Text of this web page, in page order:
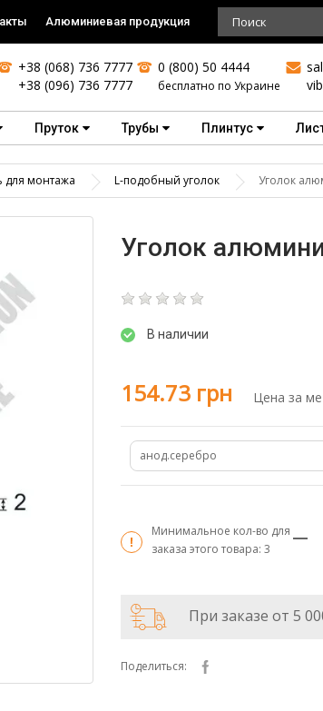
Алюминиевая продукция
+38 (068) 736 7777
+38 (096) 736 7777
0 (800) 50 4444
бесплатно по Украине
Пруток Трубы Плинтус
для монтажа L-подобный уголок Уголок
Уголок
В наличии
154.73 грн Цена за
анод.серебро
Минимальное кол-во для
заказа этого товара: 3
При заказе от 5
Поделиться: